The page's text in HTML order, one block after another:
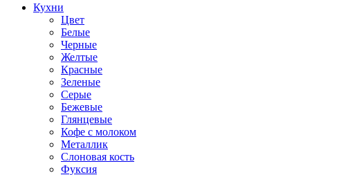
Кухни
Цвет
Белые
Черные
Желтые
Красные
Зеленые
Серые
Бежевые
Глянцевые
Кофе с молоком
Металлик
Слоновая кость
Фуксия